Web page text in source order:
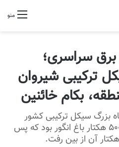
منو
سراسری؛
ترکیبی شیروان
بکام خائنین
بزرگ سیکل ترکیبی کشور
است. روستای دِوین دارای ۵٠٠ هکتار باغ انگور بود که پس